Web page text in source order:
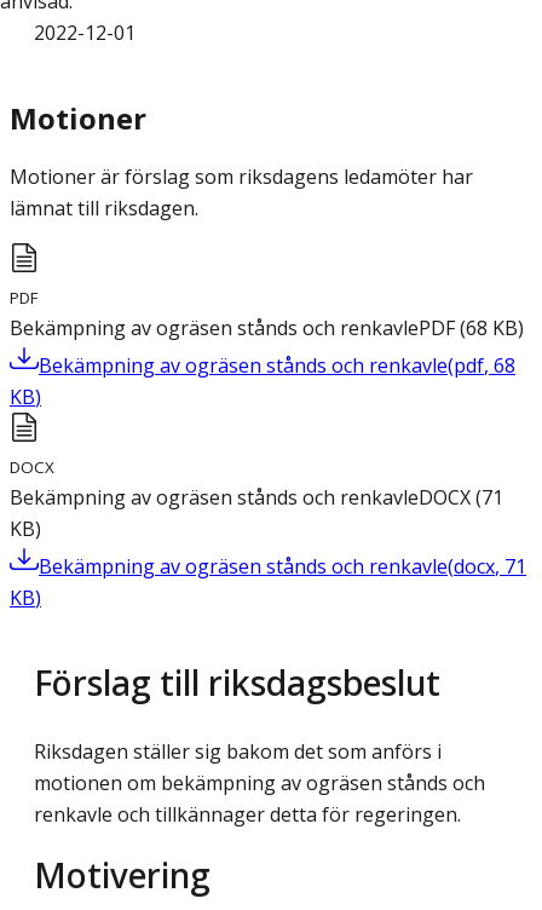
2022-12-01
Motioner
Motioner är förslag som riksdagens ledamöter har
lämnat till riksdagen.
PDF
Bekämpning av ogräsen stånds och renkavlePDF(68 KB)
Bekämpning av ogräsen stånds och renkavle(pdf, 68
KB)
DOCX
Bekämpning av ogräsen stånds och renkavleDOCX(71
KB)
Bekämpning av ogräsen stånds och renkavle(docx, 71
KB)
Förslag till riksdagsbeslut
Riksdagen ställer sig bakom det som anförs i
motionen om bekämpning av ogräsen stånds och
renkavle och tillkännager detta för regeringen.
Motivering